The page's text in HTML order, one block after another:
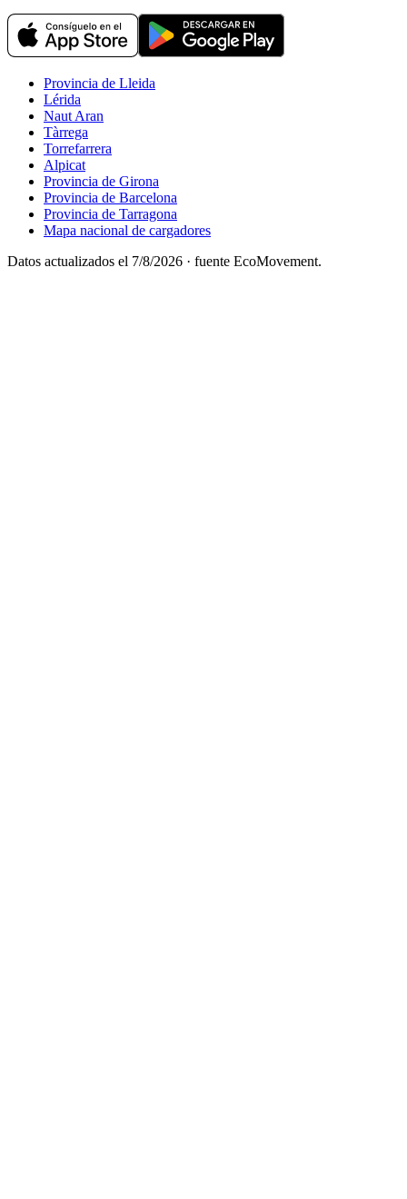
Provincia de Lleida
Lérida
Naut Aran
Tàrrega
Torrefarrera
Alpicat
Provincia de Girona
Provincia de Barcelona
Provincia de Tarragona
Mapa nacional de cargadores
Datos actualizados el 7/8/2026 · fuente EcoMovement.